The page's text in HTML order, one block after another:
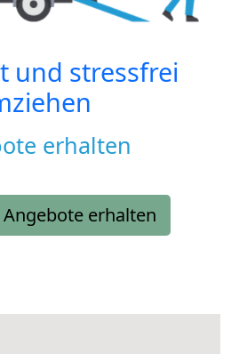
und stressfrei
erhalten
erhalten